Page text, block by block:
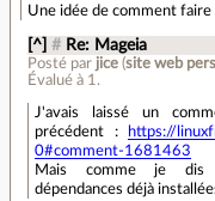
Une idée de comment
[^] # Re: Mageia
Posté par jice (site web
Évalué à 1 .
J'avais laissé un
précédent :
https://
0#comment-1681463
Mais comme je dis
dépendances déjà